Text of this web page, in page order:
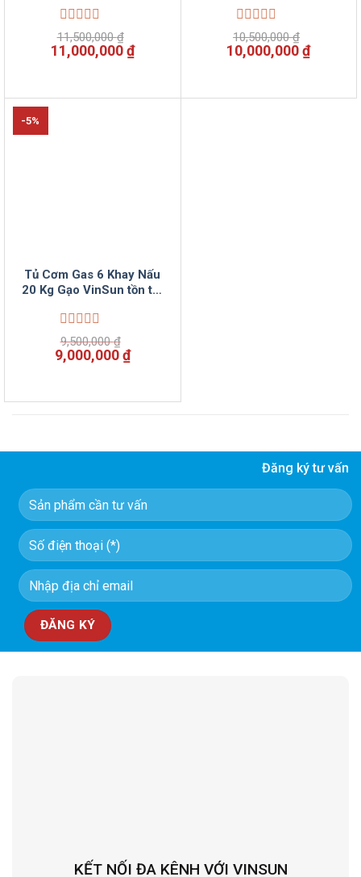
Được
xếp
hạng
sao
11,500,000₫
Giá
gốc
11,000,000₫Giá
hiện
Được
xếp
hạng
sao
10,500,000₫
Giá
gốc
10,000,000₫Giá
-5%
Tủ Cơm Gas 6 Khay Nấu
20 Kg Gạo VinSun tồn tốt
Được
xếp
hạng
sao
9,500,000₫
Giá
gốc
9,500,000 ₫.
9,000,000₫Giá
hiện
là:
Đăng ký tư vấn
KẾT NỐI ĐA KÊNH VỚI VINSUN